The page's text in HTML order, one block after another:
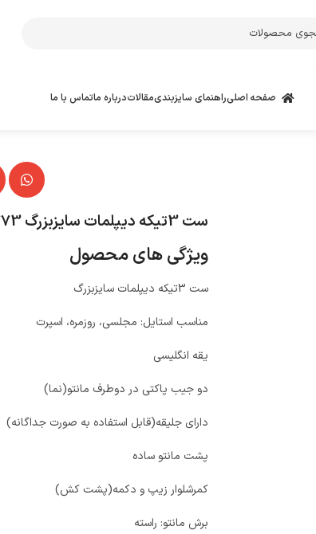
صفحه اصلیراهنمای سایزبندیمقالاتدرباره ماتماس با ما
ست 3تیکه دیپلمات سایزبزرگ 5773
ویژگی های محصول
ست 3تیکه دیپلمات سایزبزرگ
مناسب استایل: مجلسی، روزمره، اسپرت
یقه انگلیسی
دو جیب پاکتی در دوطرف مانتو(نما)
دارای جلیقه(قابل استفاده به صورت جداگانه)
پشت مانتو ساده
کمرشلوار زیپ و دکمه(پشت کش)
برش مانتو: راسته